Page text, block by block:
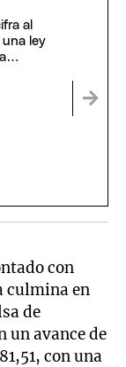
al
ley
con
culmina en
de
un avance de
con una